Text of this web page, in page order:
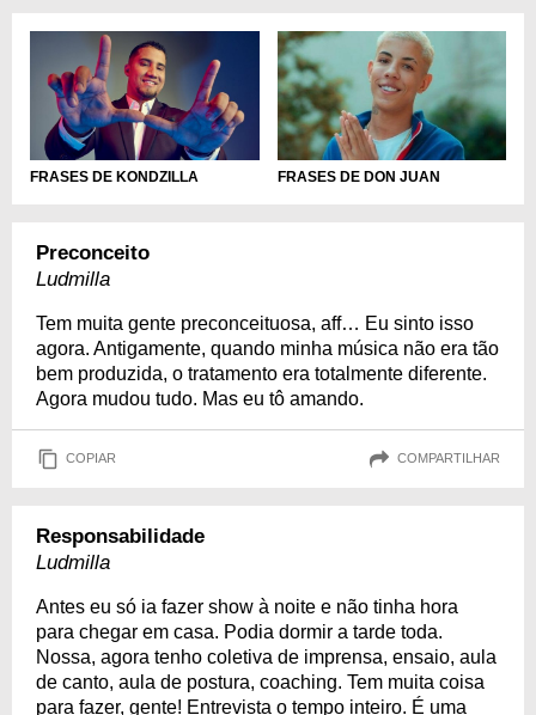
FRASES DE KONDZILLA FRASES DE DON JUAN
Preconceito
Ludmilla
Tem muita gente preconceituosa, aff… Eu sinto isso
agora. Antigamente, quando minha música não era tão
bem produzida, o tratamento era totalmente diferente.
Agora mudou tudo. Mas eu tô amando.
COPIAR COMPARTILHAR
Responsabilidade
Ludmilla
Antes eu só ia fazer show à noite e não tinha hora
para chegar em casa. Podia dormir a tarde toda.
Nossa, agora tenho coletiva de imprensa, ensaio, aula
de canto, aula de postura, coaching. Tem muita coisa
para fazer, gente! Entrevista o tempo inteiro. É uma